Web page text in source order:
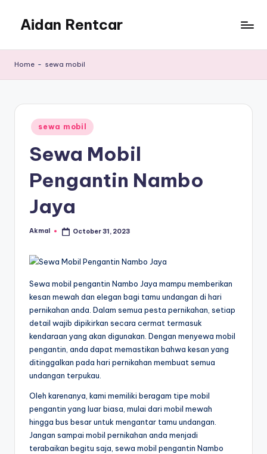
content
Aidan Rentcar
Murah
Home - sewa mobil
Posted
in
sewa mobil
Sewa Mobil
Pengantin Nambo
Jaya
Posted
Akmal October 31, 2023
Sewa mobil pengantin Nambo Jaya mampu memberikan
kesan mewah dan elegan bagi tamu undangan di hari
pernikahan anda. Dalam semua pesta pernikahan, setiap
detail wajib dipikirkan secara cermat termasuk
kendaraan yang akan digunakan. Dengan menyewa mobil
pengantin, anda dapat memastikan bahwa kesan yang
ditinggalkan pada hari pernikahan membuat semua
undangan terpukau.
Oleh karenanya, kami memiliki beragam tipe mobil
pengantin yang luar biasa, mulai dari mobil mewah
hingga bus besar untuk mengantar tamu undangan.
Jangan sampai mobil pernikahan anda menjadi
terabaikan begitu saja, sewa mobil pengantin Nambo